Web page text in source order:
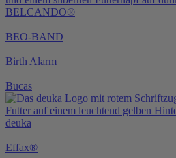
BELCANDO®
BEO-BAND
Birth Alarm
Bucas
deuka
Effax®